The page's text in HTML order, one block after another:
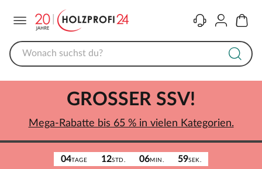
KontaktKonto
04TAGE 12STD. 06MIN. 59SEK.
GROSSER SSV!
Mega-Rabatte bis 65 % in vielen Kategorien.